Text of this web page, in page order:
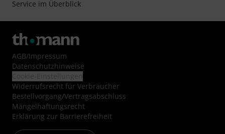
Service im Überblick
AGB/Impressum
Datenschutzhinweise
Widerrufsrecht für Verbraucher
Bestellvorgang/Vertragsabschluss
Mängelhaftungsrecht
Erklärung zur Barrierefreiheit